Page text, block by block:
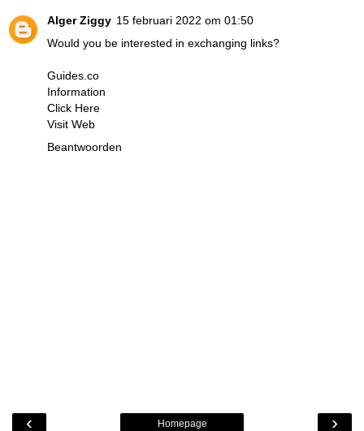
Alger Ziggy 15 februari 2022 om 01:50
Would you be interested in exchanging links?
Guides.co
Information
Click Here
Visit Web
Beantwoorden
‹ ›
Homepage